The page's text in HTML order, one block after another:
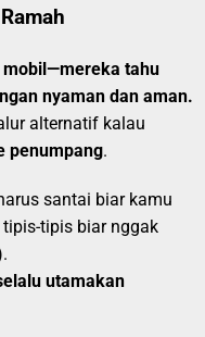
mobil—mereka tahu
nyaman dan aman.
alternatif kalau
penumpang.
santai biar kamu
tipis biar nggak
utamakan